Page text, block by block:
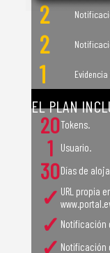
2
2
1
Valor de un (1)
EL PLAN
20Tokens.
1 Usuario.
30Días de
✓ URL propia
✓ Notificación
✓ Notificación